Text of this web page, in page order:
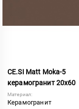
CE.SI Matt Moka-5
керамогранит 20x60
Материал:
Керамогранит